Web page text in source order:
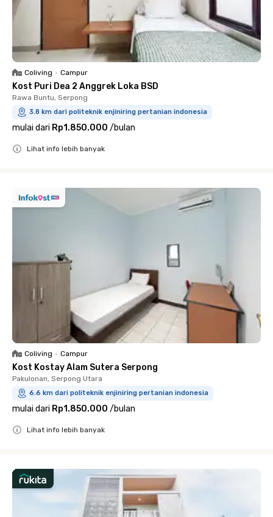
Coliving • Campur
Kost Puri Dea 2 Anggrek Loka BSD
Rawa Buntu, Serpong
3.8 km dari politeknik enjiniring pertanian indonesia
mulai dari Rp1.850.000 /bulan
Lihat info lebih banyak
Coliving • Campur
Kost Kostay Alam Sutera Serpong
Pakulonan, Serpong Utara
6.6 km dari politeknik enjiniring pertanian indonesia
mulai dari Rp1.850.000 /bulan
Lihat info lebih banyak